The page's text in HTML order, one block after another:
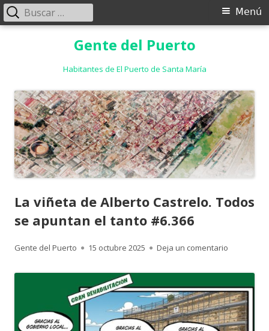
Gente del Puerto
Habitantes de El Puerto de Santa María
Menú
Menú
Buscar:
La viñeta de Alberto Castrelo. Todos
se apuntan el tanto #6.366
Autor
Gente del Puerto
Publicado
15 octubre 2025 Deja un comentario